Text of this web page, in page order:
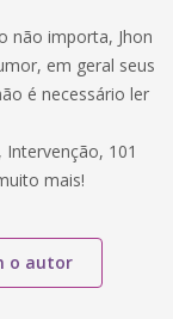
não importa, Jhon
em geral seus
é necessário ler
101
mais!
o autor